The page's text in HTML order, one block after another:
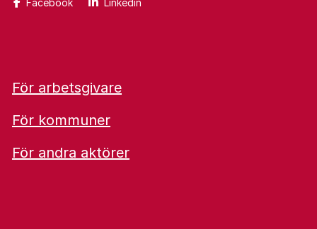
Facebook Linkedin
För arbetsgivare
För kommuner
För andra aktörer